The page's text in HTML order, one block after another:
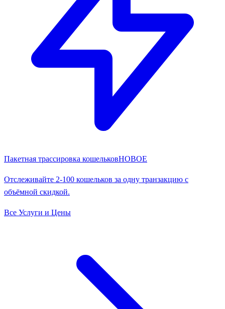
Пакетная трассировка кошельковНОВОЕ
Отслеживайте 2-100 кошельков за одну транзакцию с
объёмной скидкой.
Все Услуги и Цены